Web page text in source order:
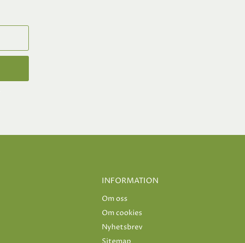
INFORMATION
Om oss
Om cookies
Nyhetsbrev
Sitemap